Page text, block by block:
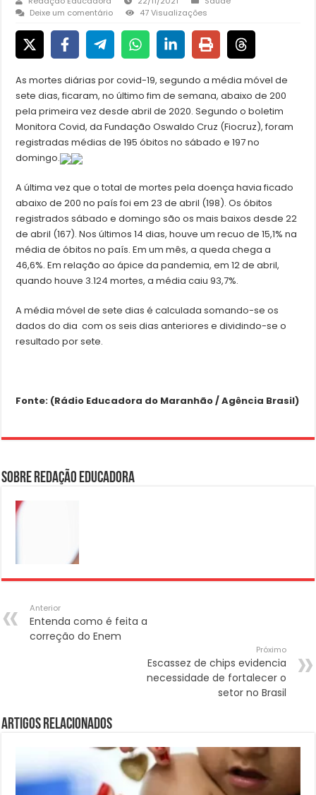
Deixe um comentário
47 Visualizações
As mortes diárias por covid-19, segundo a média móvel de
sete dias, ficaram, no último fim de semana, abaixo de 200
pela primeira vez desde abril de 2020. Segundo o boletim
Monitora Covid, da Fundação Oswaldo Cruz (Fiocruz), foram
registradas médias de 195 óbitos no sábado e 197 no
domingo.
A última vez que o total de mortes pela doença havia ficado
abaixo de 200 no país foi em 23 de abril (198). Os óbitos
registrados sábado e domingo são os mais baixos desde 22
de abril (167). Nos últimos 14 dias, houve um recuo de 15,1% na
média de óbitos no país. Em um mês, a queda chega a
46,6%. Em relação ao ápice da pandemia, em 12 de abril,
quando houve 3.124 mortes, a média caiu 93,7%.
A média móvel de sete dias é calculada somando-se os
dados do dia com os seis dias anteriores e dividindo-se o
resultado por sete.
Fonte: (Rádio Educadora do Maranhão / Agência Brasil)
Sobre Redação Educadora
Anterior
Entenda como é feita a
correção do Enem
Próximo
Escassez de chips evidencia
necessidade de fortalecer o
setor no Brasil
Artigos Relacionados